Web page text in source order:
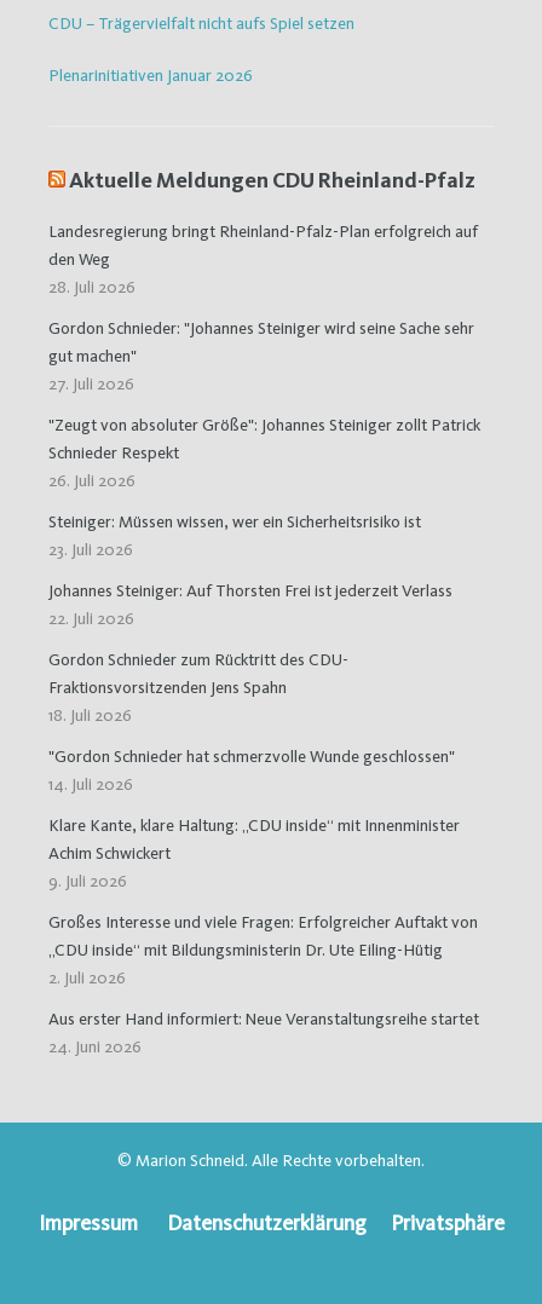
CDU – Trägervielfalt nicht aufs Spiel setzen
Plenarinitiativen Januar 2026
Aktuelle Meldungen CDU Rheinland-Pfalz
Landesregierung bringt Rheinland-Pfalz-Plan erfolgreich auf
den Weg
28. Juli 2026
Gordon Schnieder: "Johannes Steiniger wird seine Sache sehr
gut machen"
27. Juli 2026
"Zeugt von absoluter Größe": Johannes Steiniger zollt Patrick
Schnieder Respekt
26. Juli 2026
Steiniger: Müssen wissen, wer ein Sicherheitsrisiko ist
23. Juli 2026
Johannes Steiniger: Auf Thorsten Frei ist jederzeit Verlass
22. Juli 2026
Gordon Schnieder zum Rücktritt des CDU-
Fraktionsvorsitzenden Jens Spahn
18. Juli 2026
"Gordon Schnieder hat schmerzvolle Wunde geschlossen"
14. Juli 2026
Klare Kante, klare Haltung: „CDU inside“ mit Innenminister
Achim Schwickert
9. Juli 2026
Großes Interesse und viele Fragen: Erfolgreicher Auftakt von
„CDU inside“ mit Bildungsministerin Dr. Ute Eiling-Hütig
2. Juli 2026
Aus erster Hand informiert: Neue Veranstaltungsreihe startet
24. Juni 2026
© Marion Schneid. Alle Rechte vorbehalten.
Impressum Datenschutzerklärung Privatsphäre